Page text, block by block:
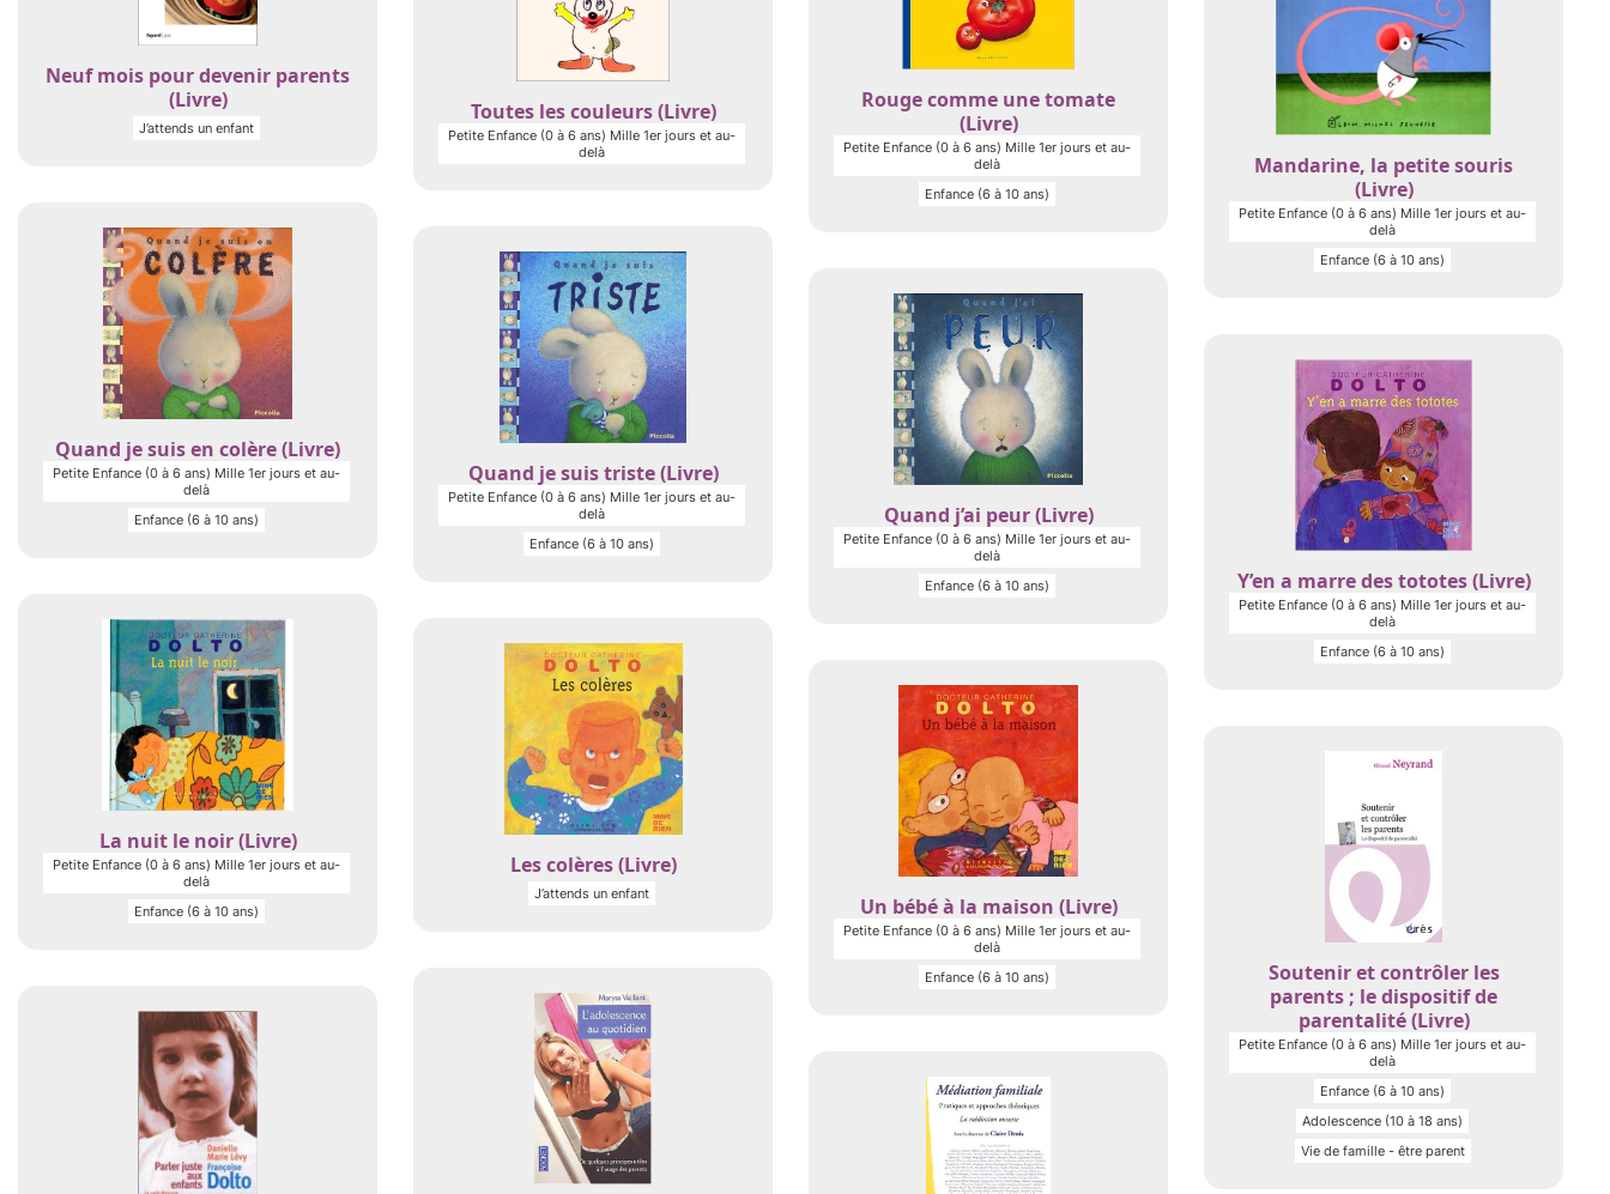
Neuf mois pour devenir parents
(Livre)
J’attends un enfant
Rouge comme une tomate
(Livre)
Petite Enfance (0 à 6 ans) Mille 1er jours et au-
delà
Enfance (6 à 10 ans)
Toutes les couleurs (Livre)
Petite Enfance (0 à 6 ans) Mille 1er jours et au-
delà
Mandarine, la petite souris
(Livre)
Petite Enfance (0 à 6 ans) Mille 1er jours et au-
delà
Enfance (6 à 10 ans)
Quand je suis en colère (Livre)
Petite Enfance (0 à 6 ans) Mille 1er jours et au-
delà
Enfance (6 à 10 ans)
Quand je suis triste (Livre)
Petite Enfance (0 à 6 ans) Mille 1er jours et au-
delà
Enfance (6 à 10 ans)
Quand j’ai peur (Livre)
Petite Enfance (0 à 6 ans) Mille 1er jours et au-
delà
Enfance (6 à 10 ans)
Y’en a marre des tototes (Livre)
Petite Enfance (0 à 6 ans) Mille 1er jours et au-
delà
Enfance (6 à 10 ans)
La nuit le noir (Livre)
Petite Enfance (0 à 6 ans) Mille 1er jours et au-
delà
Enfance (6 à 10 ans)
Les colères (Livre)
J’attends un enfant Un bébé à la maison (Livre)
Petite Enfance (0 à 6 ans) Mille 1er jours et au-
delà
Enfance (6 à 10 ans)
Soutenir et contrôler les
parents ; le dispositif de
parentalité (Livre)
Petite Enfance (0 à 6 ans) Mille 1er jours et au-
delà
Enfance (6 à 10 ans)
Adolescence (10 à 18 ans)
Vie de famille - être parent